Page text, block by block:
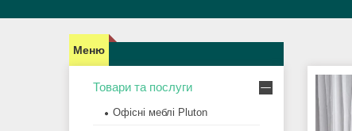
Товари та послуги
Офісні меблі Pluton